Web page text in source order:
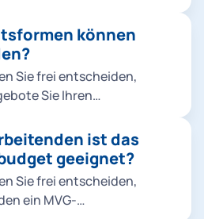
Mobilitätsbenefit
Ihnen, der stetig
nach alternativen
urbanen Raum gerecht zu
als attraktiver Arbeitgeber
können
Sie frei entscheiden,
Sie Ihren
können Sie wählen:
innerhalb
des Deutschlandticket
Bus und Tram im MVV-
ist das
geeignet?
Sie frei entscheiden,
ein MVG-